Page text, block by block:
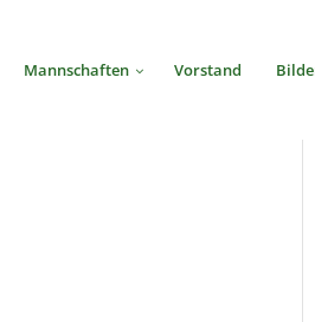
Mannschaften Vorstand